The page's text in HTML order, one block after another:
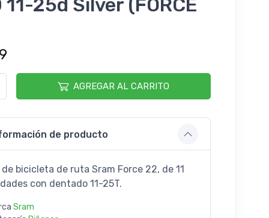
11-25d Silver (FORCE
AGREGAR AL CARRITO
de producto
bicicleta de ruta Sram Force 22, de 11
con dentado 11-25T.
Sram